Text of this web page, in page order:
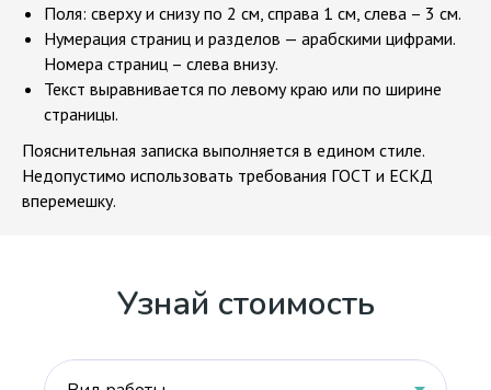
Поля: сверху и снизу по 2 см, справа 1 см, слева – 3 см.
Нумерация страниц и разделов — арабскими цифрами.
Номера страниц – слева внизу.
Текст выравнивается по левому краю или по ширине
страницы.
Пояснительная записка выполняется в едином стиле.
Недопустимо использовать требования ГОСТ и ЕСКД
вперемешку.
Узнай стоимость